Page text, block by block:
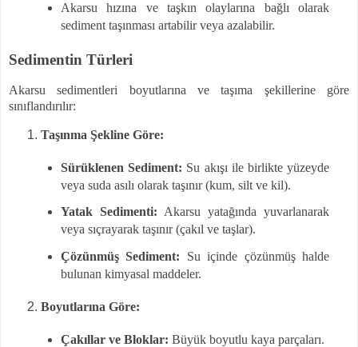
Akarsu hızına ve taşkın olaylarına bağlı olarak
sediment taşınması artabilir veya azalabilir.
Sedimentin Türleri
Akarsu sedimentleri boyutlarına ve taşıma şekillerine göre
sınıflandırılır:
Taşınma Şekline Göre:
Sürüklenen Sediment: Su akışı ile birlikte yüzeyde
veya suda asılı olarak taşınır (kum, silt ve kil).
Yatak Sedimenti: Akarsu yatağında yuvarlanarak
veya sıçrayarak taşınır (çakıl ve taşlar).
Çözünmüş Sediment: Su içinde çözünmüş halde
bulunan kimyasal maddeler.
Boyutlarına Göre:
Çakıllar ve Bloklar: Büyük boyutlu kaya parçaları.